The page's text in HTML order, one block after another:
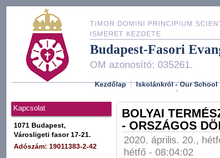
TIMOR DOMINI PRINCIPIUM
ISMERET KEZDETE
Budapest-Fasori
OM azonosító: 035261.
Kezdőlap Iskolánkról - Our School
Kapcsolat
1071 Budapest,
Városligeti fasor 17-21.
Adószám: 19011383-2-42
BOLYAI
- ORSZÁGOS
2020. április. 20.,
hétfő - 08:04:02